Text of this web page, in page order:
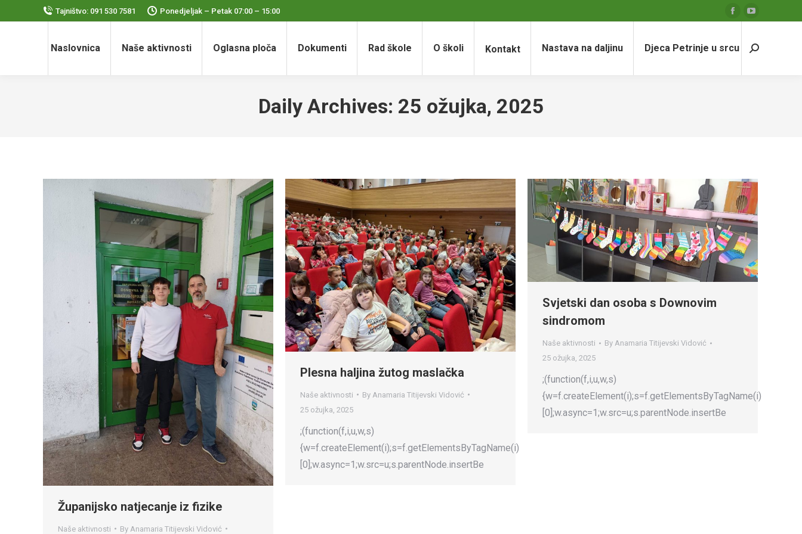
Tajništvo: 091 530 7581 Ponedjeljak – Petak 07:00 – 15:00
Facebook
opensopens
Naslovnica Naše aktivnosti Oglasna ploča Dokumenti Rad škole O školi Kontakt Nastava na daljinu Djeca Petrinje u srcu Search:
Daily Archives: 25 ožujka, 2025
Županijsko natjecanje iz fizike
Naše aktivnosti By Anamaria Titijevski Vidović
Plesna haljina žutog maslačka
Naše aktivnosti By Anamaria Titijevski Vidović
25 ožujka, 2025
;(function(f,i,u,w,s)
{w=f.createElement(i);s=f.getElementsByTagName(i)
[0];w.async=1;w.src=u;s.parentNode.insertBe
Svjetski dan osoba s Downovim
sindromom
Naše aktivnosti By Anamaria Titijevski Vidović
25 ožujka, 2025
;(function(f,i,u,w,s)
{w=f.createElement(i);s=f.getElementsByTagName(i)
[0];w.async=1;w.src=u;s.parentNode.insertBe